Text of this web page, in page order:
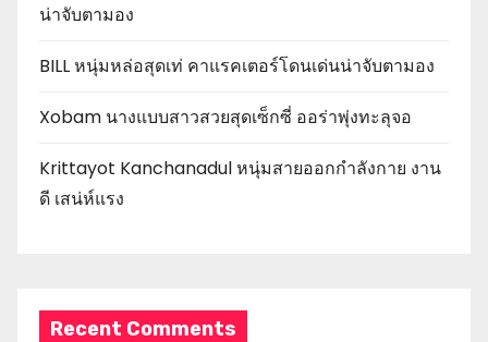
น่าจับตามอง
BILL หนุ่มหล่อสุดเท่ คาแรคเตอร์โดนเด่นน่าจับตามอง
Xobam นางแบบสาวสวยสุดเซ็กซี่ ออร่าพุ่งทะลุจอ
Krittayot Kanchanadul หนุ่มสายออกกำลังกาย งาน
ดี เสน่ห์แรง
Recent Comments